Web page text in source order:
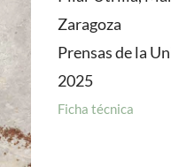
Zaragoza
Prensas de la
2025
Ficha técnica